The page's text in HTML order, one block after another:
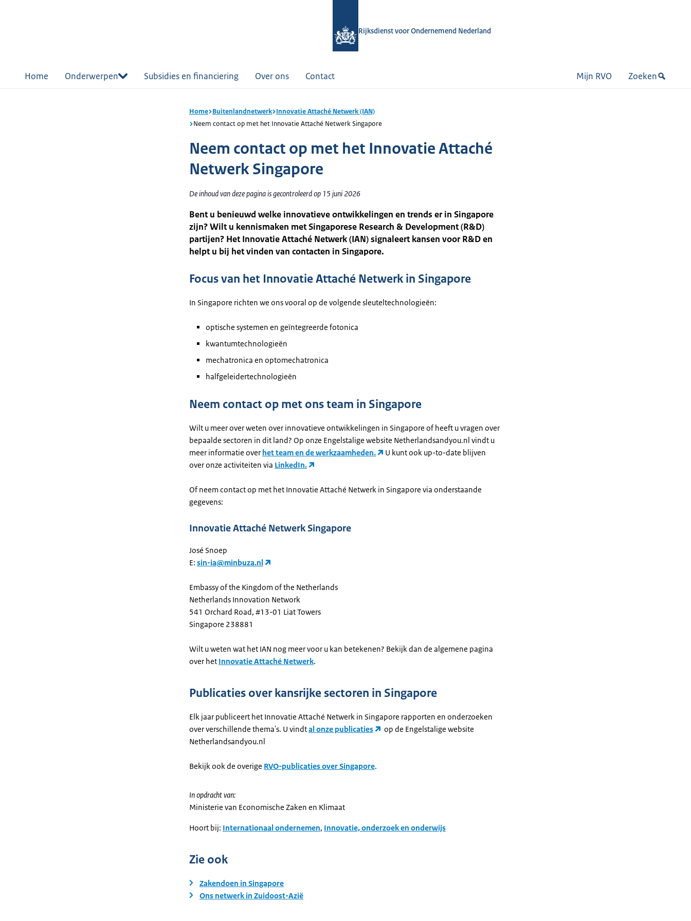
Rijksdienst voor Ondernemend Nederland
Home Onderwerpen Subsidies en financiering Over ons Contact Mijn RVO Zoeken
Home Buitenlandnetwerk Innovatie Attaché Netwerk (IAN)
Neem contact op met het Innovatie Attaché Netwerk Singapore
Neem contact op met het Innovatie Attaché
Netwerk Singapore
De inhoud van deze pagina is gecontroleerd op 15 juni 2026
Bent u benieuwd welke innovatieve ontwikkelingen en trends er in Singapore
zijn? Wilt u kennismaken met Singaporese Research & Development (R&D)
partijen? Het Innovatie Attaché Netwerk (IAN) signaleert kansen voor R&D en
helpt u bij het vinden van contacten in Singapore.
Focus van het Innovatie Attaché Netwerk in Singapore
In Singapore richten we ons vooral op de volgende sleuteltechnologieën:
optische systemen en geïntegreerde fotonica
kwantumtechnologieën
mechatronica en optomechatronica
halfgeleidertechnologieën
Neem contact op met ons team in Singapore
Wilt u meer over weten over innovatieve ontwikkelingen in Singapore of heeft u vragen over
bepaalde sectoren in dit land? Op onze Engelstalige website Netherlandsandyou.nl vindt u
meer informatie over het team en de werkzaamheden.
U kunt ook up-to-date blijven
over onze activiteiten via LinkedIn.
Of neem contact op met het Innovatie Attaché Netwerk in Singapore via onderstaande
gegevens:
Innovatie Attaché Netwerk Singapore
José Snoep
E: sin-ia@minbuza.nl
Embassy of the Kingdom of the Netherlands
Netherlands Innovation Network
541 Orchard Road, #13-01 Liat Towers
Singapore 238881
Wilt u weten wat het IAN nog meer voor u kan betekenen? Bekijk dan de algemene pagina
over het Innovatie Attaché Netwerk.
Publicaties over kansrijke sectoren in Singapore
Elk jaar publiceert het Innovatie Attaché Netwerk in Singapore rapporten en onderzoeken
over verschillende thema's. U vindtal onze publicaties
op de Engelstalige website
Netherlandsandyou.nl
Bekijk ook de overige RVO-publicaties over Singapore.
In opdracht van:
Ministerie van Economische Zaken en Klimaat
Hoort bij: Internationaal ondernemen, Innovatie, onderzoek en onderwijs
Zie ook
Zakendoen in Singapore
Ons netwerk in Zuidoost-Azië